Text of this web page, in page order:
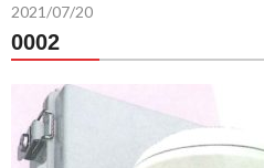
2021/07/20
0002